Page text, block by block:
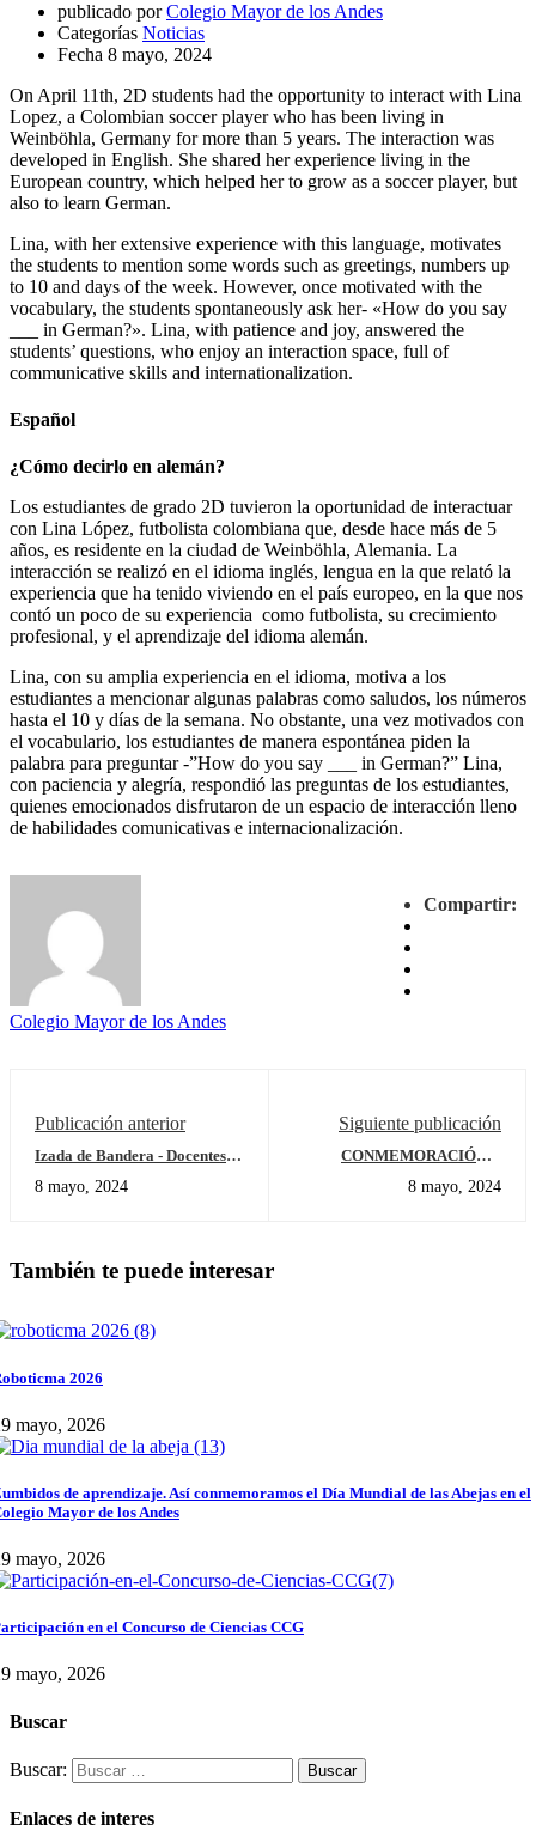
publicado por Colegio Mayor de los Andes
Categorías Noticias
Fecha 8 mayo, 2024
On April 11th, 2D students had the opportunity to interact with Lina
Lopez, a Colombian soccer player who has been living in
Weinböhla, Germany for more than 5 years. The interaction was
developed in English. She shared her experience living in the
European country, which helped her to grow as a soccer player, but
also to learn German.
Lina, with her extensive experience with this language, motivates
the students to mention some words such as greetings, numbers up
to 10 and days of the week. However, once motivated with the
vocabulary, the students spontaneously ask her- «How do you say
___ in German?». Lina, with patience and joy, answered the
students’ questions, who enjoy an interaction space, full of
communicative skills and internationalization.
Español
¿Cómo decirlo en alemán?
Los estudiantes de grado 2D tuvieron la oportunidad de interactuar
con Lina López, futbolista colombiana que, desde hace más de 5
años, es residente en la ciudad de Weinböhla, Alemania. La
interacción se realizó en el idioma inglés, lengua en la que relató la
experiencia que ha tenido viviendo en el país europeo, en la que nos
contó un poco de su experiencia como futbolista, su crecimiento
profesional, y el aprendizaje del idioma alemán.
Lina, con su amplia experiencia en el idioma, motiva a los
estudiantes a mencionar algunas palabras como saludos, los números
hasta el 10 y días de la semana. No obstante, una vez motivados con
el vocabulario, los estudiantes de manera espontánea piden la
palabra para preguntar -”How do you say ___ in German?” Lina,
con paciencia y alegría, respondió las preguntas de los estudiantes,
quienes emocionados disfrutaron de un espacio de interacción lleno
de habilidades comunicativas e internacionalización.
Compartir:
Colegio Mayor de los Andes
Publicación anterior
Izada de Bandera - Docentes
8 mayo, 2024
Siguiente publicación
CONMEMORACIÓN A
MÁRQUEZ
8 mayo, 2024
También te puede interesar
2026
mayo, 2026
de aprendizaje. Así conmemoramos el Día Mundial de las Abejas en el
Mayor de los Andes
mayo, 2026
en el Concurso de Ciencias CCG
mayo, 2026
Buscar
Buscar:
Enlaces de interes